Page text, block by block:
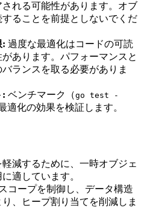
れる可能性があります。オブ
ることを前提としないでくだ
: 過度な最適化はコードの可読
あります。パフォーマンスと
ランスを取る必要がありま
: ベンチマーク（go test -
適化の効果を検証します。
減するために、一時オブジェ
適しています。
コープを制御し、データ構造
、ヒープ割り当てを削減しま